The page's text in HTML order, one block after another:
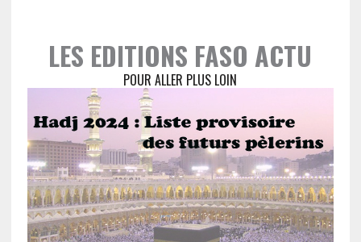
LES EDITIONS FASO ACTU
POUR ALLER PLUS LOIN